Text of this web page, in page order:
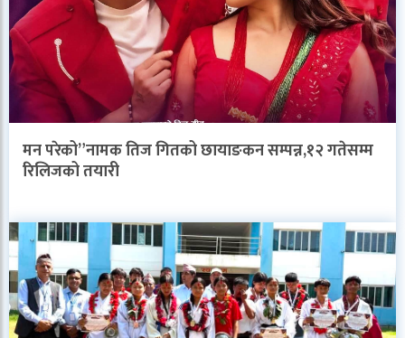
मन परेको”नामक तिज गितको छायाङकन सम्पन्न,१२ गतेसम्म
रिलिजको तयारी